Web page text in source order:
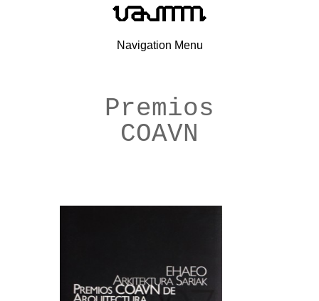
Navigation Menu
Premios
COAVN